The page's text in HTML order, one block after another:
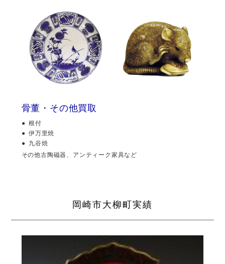
骨董・その他買取
根付
伊万里焼
九谷焼
その他古陶磁器、アンティーク家具など
岡崎市大柳町実績